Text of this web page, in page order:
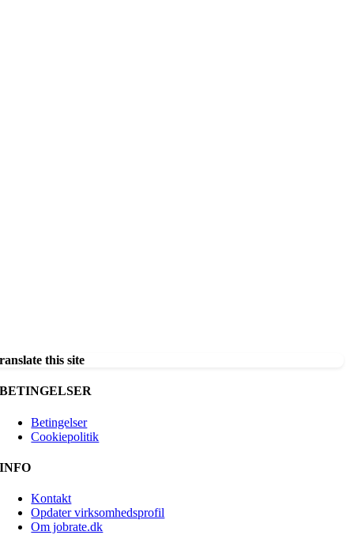
this site
BETINGELSER
Betingelser
Cookiepolitik
INFO
Kontakt
Opdater virksomhedsprofil
Om jobrate.dk